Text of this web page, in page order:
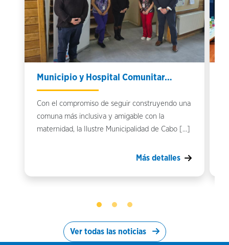
Municipio y Hospital Comunitar…
Con el compromiso de seguir construyendo una
comuna más inclusiva y amigable con la
maternidad, la Ilustre Municipalidad de Cabo […]
Más detalles
Ver todas las noticias